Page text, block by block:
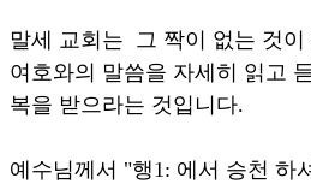
말세 교회는 그 짝이 없는 것
여호와의 말씀을 자세히 읽고
복을 받으라는 것입니다.
예수님께서 "행1: 에서 승천 하